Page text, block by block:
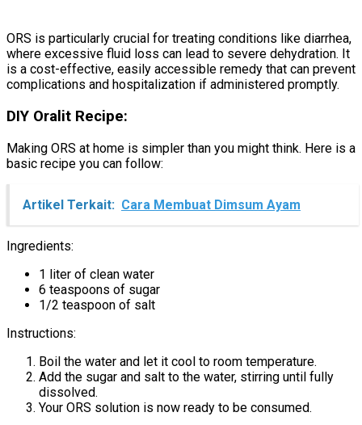
ORS is particularly crucial for treating conditions like diarrhea,
where excessive fluid loss can lead to severe dehydration. It
is a cost-effective, easily accessible remedy that can prevent
complications and hospitalization if administered promptly.
DIY Oralit Recipe:
Making ORS at home is simpler than you might think. Here is a
basic recipe you can follow:
Artikel Terkait: Cara Membuat Dimsum Ayam
Ingredients:
1 liter of clean water
6 teaspoons of sugar
1/2 teaspoon of salt
Instructions:
Boil the water and let it cool to room temperature.
Add the sugar and salt to the water, stirring until fully
dissolved.
Your ORS solution is now ready to be consumed.